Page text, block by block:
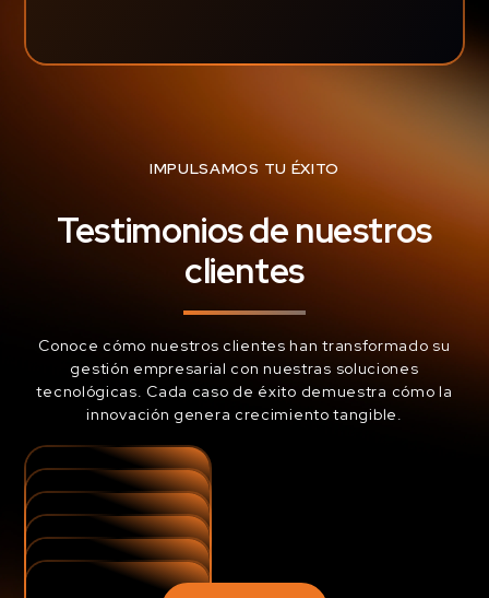
IMPULSAMOS TU ÉXITO
Testimonios de nuestros
clientes
Conoce cómo nuestros clientes han transformado su
gestión empresarial con nuestras soluciones
tecnológicas. Cada caso de éxito demuestra cómo la
innovación genera crecimiento tangible.
Una implementación de ERP no falló por el
sistema, sino por la falta de estructura. DIJESA
La combinación de Retail Pro y el soporte de